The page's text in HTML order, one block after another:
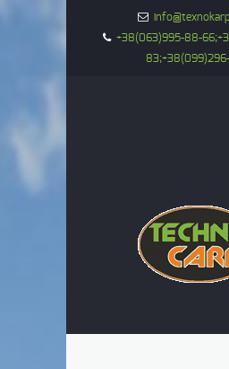
+38(063)995-88-